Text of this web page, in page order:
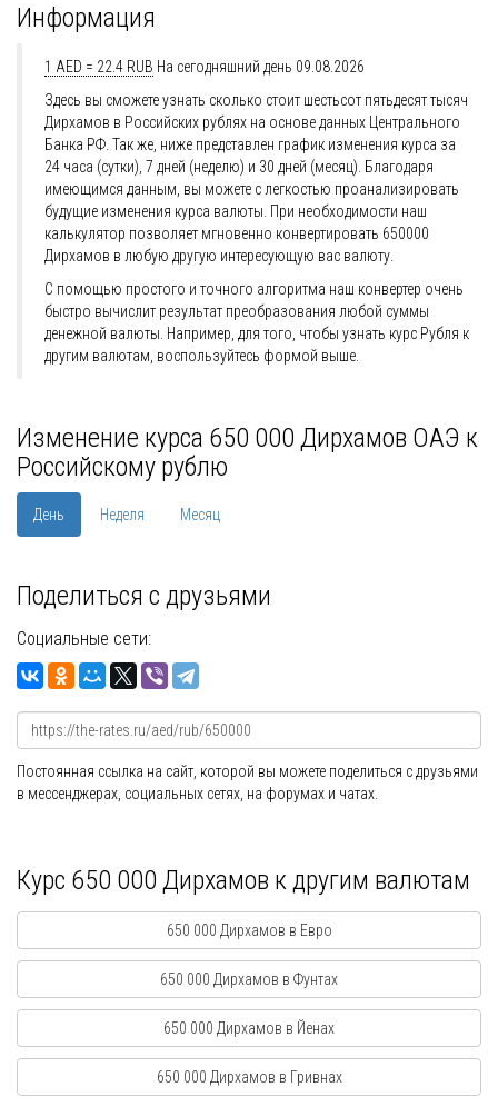
Информация
1 AED = 22.4 RUB На сегодняшний день 09.08.2026
Здесь вы сможете узнать сколько стоит шестьсот пятьдесят тысяч
Дирхамов в Российских рублях на основе данных Центрального
Банка РФ. Так же, ниже представлен график изменения курса за
24 часа (сутки), 7 дней (неделю) и 30 дней (месяц). Благодаря
имеющимся данным, вы можете с легкостью проанализировать
будущие изменения курса валюты. При необходимости наш
калькулятор позволяет мгновенно конвертировать 650000
Дирхамов в любую другую интересующую вас валюту.
С помощью простого и точного алгоритма наш конвертер очень
быстро вычислит результат преобразования любой суммы
денежной валюты. Например, для того, чтобы узнать курс Рубля к
другим валютам, воспользуйтесь формой выше.
Изменение курса 650 000 Дирхамов ОАЭ к
Российскому рублю
День Неделя Месяц
Поделиться с друзьями
Социальные сети:
Постоянная ссылка на сайт, которой вы можете поделиться с друзьями
в мессенджерах, социальных сетях, на форумах и чатах.
Курс 650 000 Дирхамов к другим валютам
650 000 Дирхамов в Евро
650 000 Дирхамов в Фунтах
650 000 Дирхамов в Йенах
650 000 Дирхамов в Гривнах